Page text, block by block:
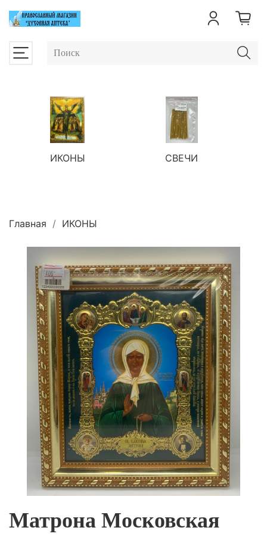
ИКОНЫ СВЕЧИ
Главная ИКОНЫ
Матрона Московская